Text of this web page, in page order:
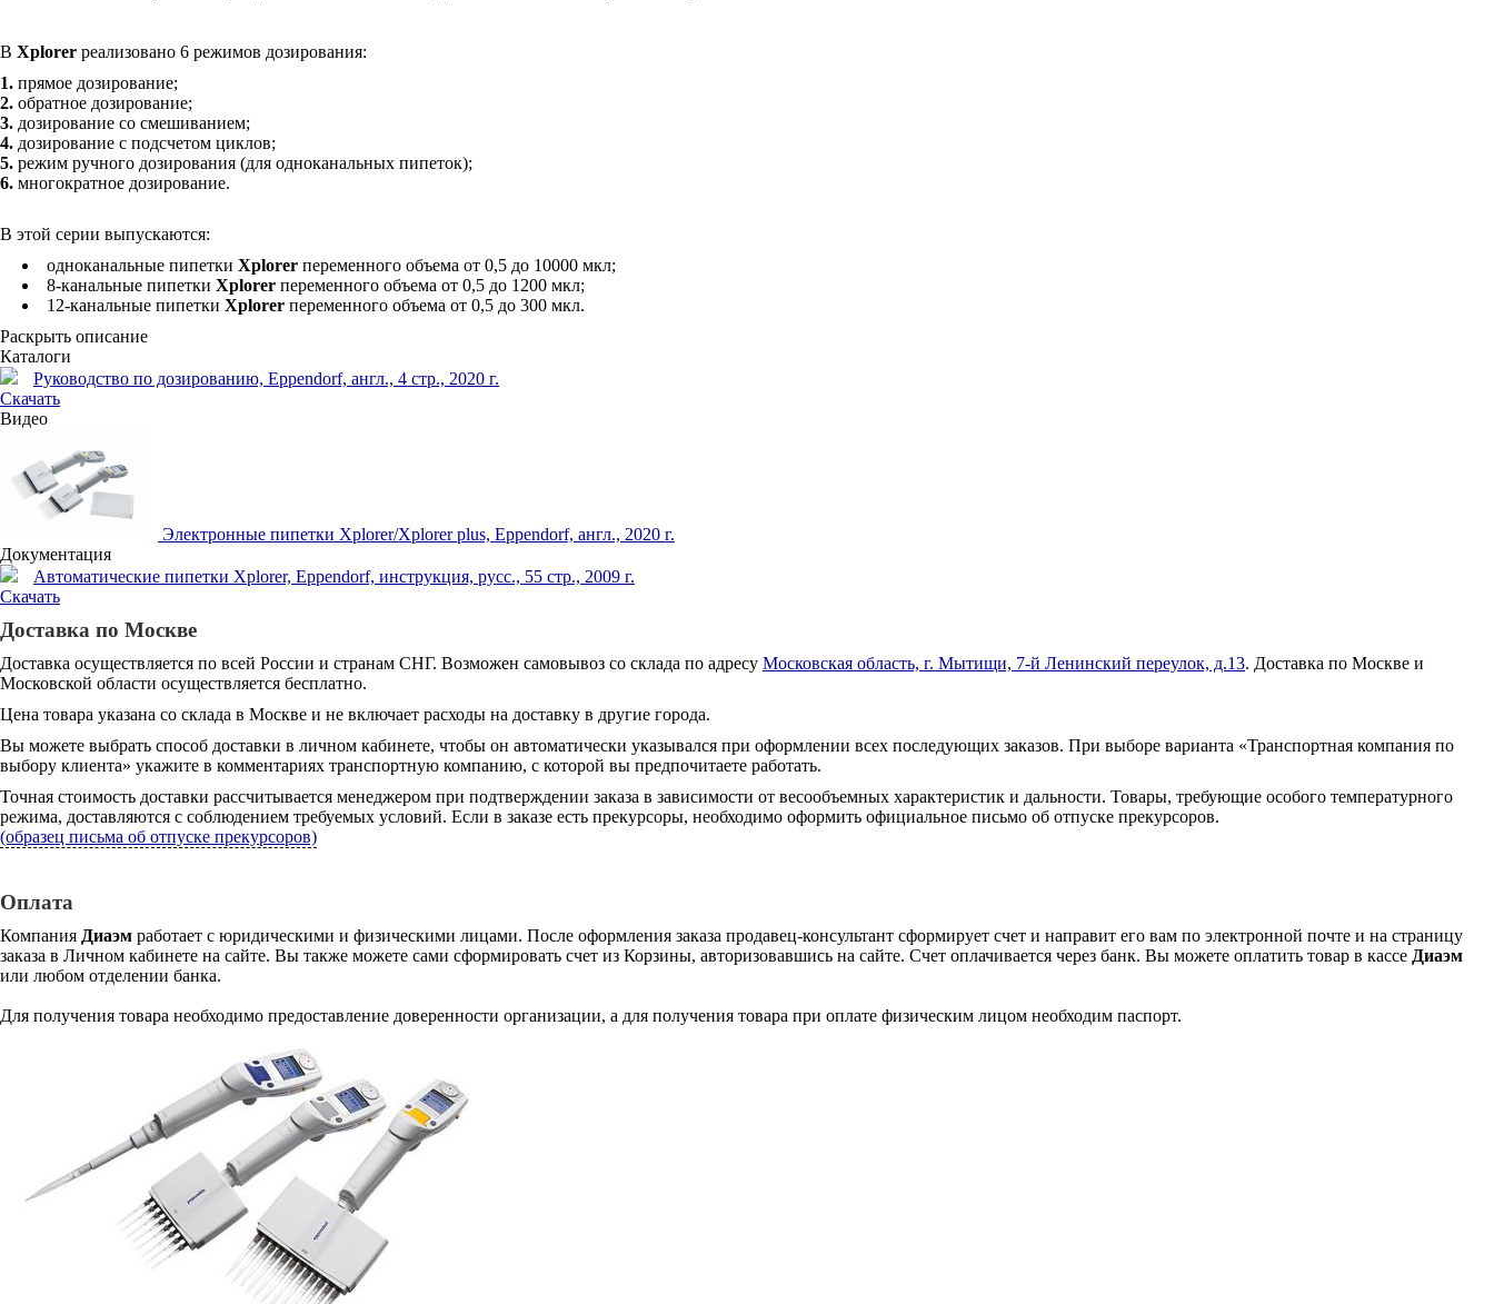
В Xplorer реализовано 6 режимов дозирования:
1. прямое дозирование;
2. обратное дозирование;
3. дозирование со смешиванием;
4. дозирование с подсчетом циклов;
5. режим ручного дозирования (для одноканальных пипеток);
6. многократное дозирование.
В этой серии выпускаются:
одноканальные пипетки Xplorer переменного объема от 0,5 до 10000 мкл;
8-канальные пипетки Xplorer переменного объема от 0,5 до 1200 мкл;
12-канальные пипетки Xplorer переменного объема от 0,5 до 300 мкл.
Раскрыть описание
Каталоги
Руководство по дозированию, Eppendorf, англ., 4 стр., 2020 г.
Скачать
Видео
Электронные пипетки Xplorer/Xplorer plus, Eppendorf, англ., 2020 г.
Документация
Автоматические пипетки Xplorer, Eppendorf, инструкция, русс., 55 стр., 2009 г.
Скачать
Доставка по Москве
Доставка осуществляется по всей России и странам СНГ. Возможен самовывоз со склада по адресу Московская область, г. Мытищи, 7-й Ленинский переулок, д.13. Доставка по Москве и
Московской области осуществляется бесплатно.
Цена товара указана со склада в Москве и не включает расходы на доставку в другие города.
Вы можете выбрать способ доставки в личном кабинете, чтобы он автоматически указывался при оформлении всех последующих заказов. При выборе варианта «Транспортная компания по
выбору клиента» укажите в комментариях транспортную компанию, с которой вы предпочитаете работать.
Точная стоимость доставки рассчитывается менеджером при подтверждении заказа в зависимости от весообъемных характеристик и дальности. Товары, требующие особого температурного
режима, доставляются с соблюдением требуемых условий. Если в заказе есть прекурсоры, необходимо оформить официальное письмо об отпуске прекурсоров.
(образец письма об отпуске прекурсоров)
Оплата
Компания Диаэм работает с юридическими и физическими лицами. После оформления заказа продавец-консультант сформирует счет и направит его вам по электронной почте и на страницу
заказа в Личном кабинете на сайте. Вы также можете сами сформировать счет из Корзины, авторизовавшись на сайте. Счет оплачивается через банк. Вы можете оплатить товар в кассе Диаэм
или любом отделении банка.
Для получения товара необходимо предоставление доверенности организации, а для получения товара при оплате физическим лицом необходим паспорт.